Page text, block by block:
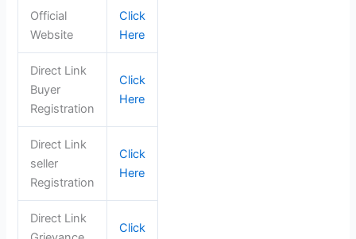
Official
Website
Click
Here
Direct Link
Buyer
Registration
Click
Here
Direct Link
seller
Registration
Click
Here
Direct Link
Click